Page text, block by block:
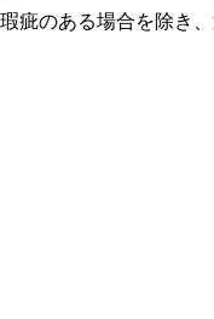
疵のある場合を除き